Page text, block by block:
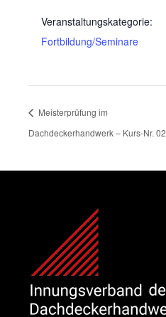
Veranstaltungskategorie:
Fortbildung/Seminare
Meisterprüfung im
Dachdeckerhandwerk – Kurs-Nr.